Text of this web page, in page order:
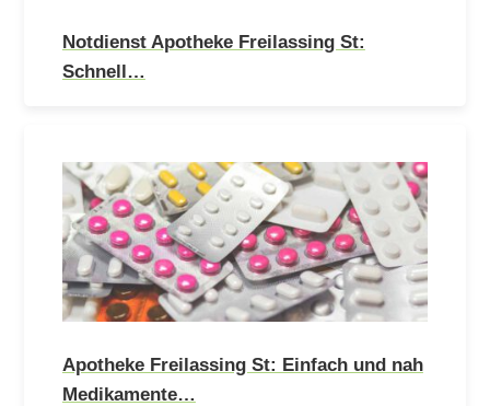
Notdienst Apotheke Freilassing St:
Schnell…
Apotheke Freilassing St: Einfach und nah
Medikamente…